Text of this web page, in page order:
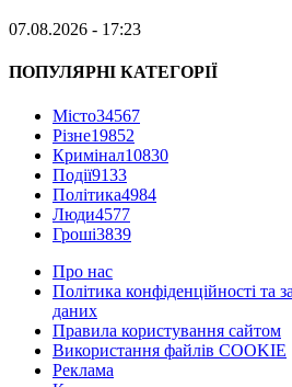
07.08.2026 - 17:23
ПОПУЛЯРНІ КАТЕГОРІЇ
Місто34567
Різне19852
Кримінал10830
Події9133
Політика4984
Люди4577
Гроші3839
Про нас
Політика конфіденційності та
даних
Правила користування сайтом
Використання файлів COOKIE
Реклама